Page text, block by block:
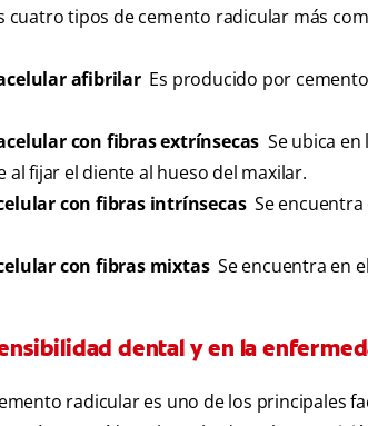
cuatro tipos de cemento radicular más
afibrilarEs producido por
con fibras extrínsecas Se ubica
al fijar el diente al hueso del maxilar.
con fibras intrínsecasSe encuentra
con fibras mixtasSe encuentra en
dental y en la
radicular es uno de los principales